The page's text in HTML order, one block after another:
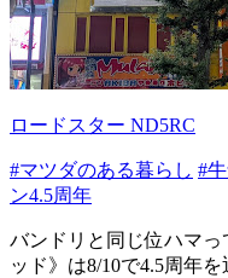
ロードスター ND5RC
#マツダのある暮らし #
ン4.5周年
バンドリと同じ位ハマ
ッド》は8/10で4.5周年